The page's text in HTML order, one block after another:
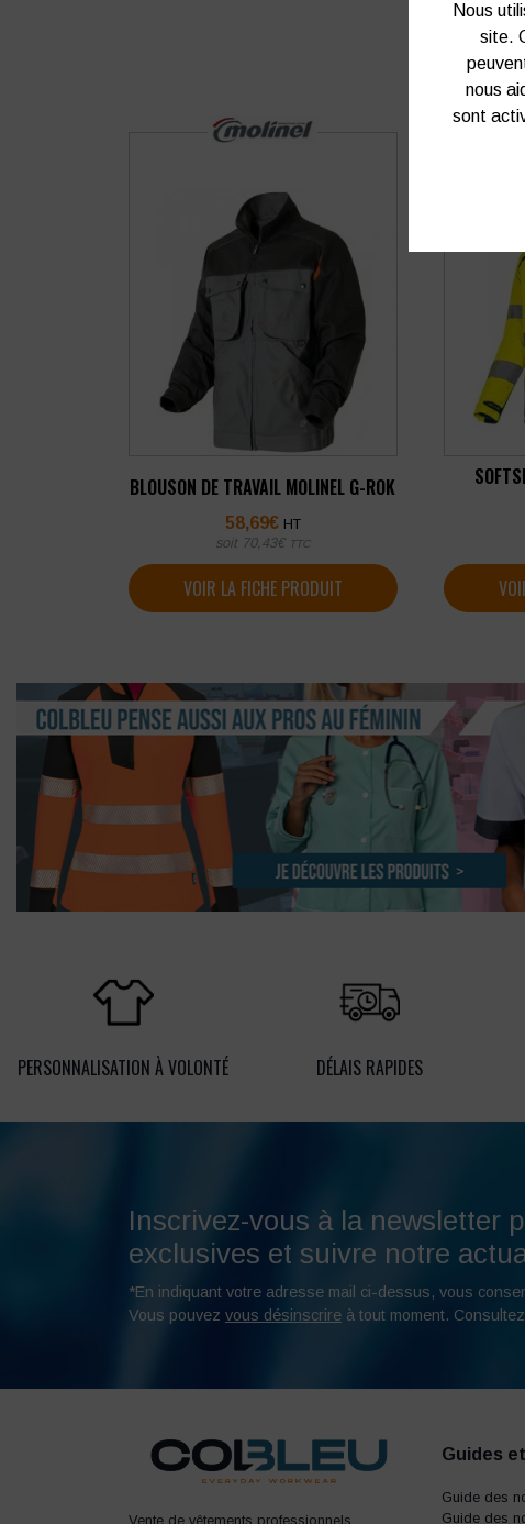
BLOUSON DE TRAVAIL MOLINEL G-ROK
58,69€ HT
soit 70,43€ TTC
VOIR LA FICHE PRODUIT
PERSONNALISATION À VOLONTÉ DÉLAIS RAPIDES
Inscrivez-vous à la newsletter
exclusives et suivre notre
*En indiquant votre adresse mail ci-dessus, vous
Vous pouvez vous désinscrire à tout moment.
Vente de vêtements professionnels,
Guides
Guide des
Guide des
Nous
site.
nous
sont